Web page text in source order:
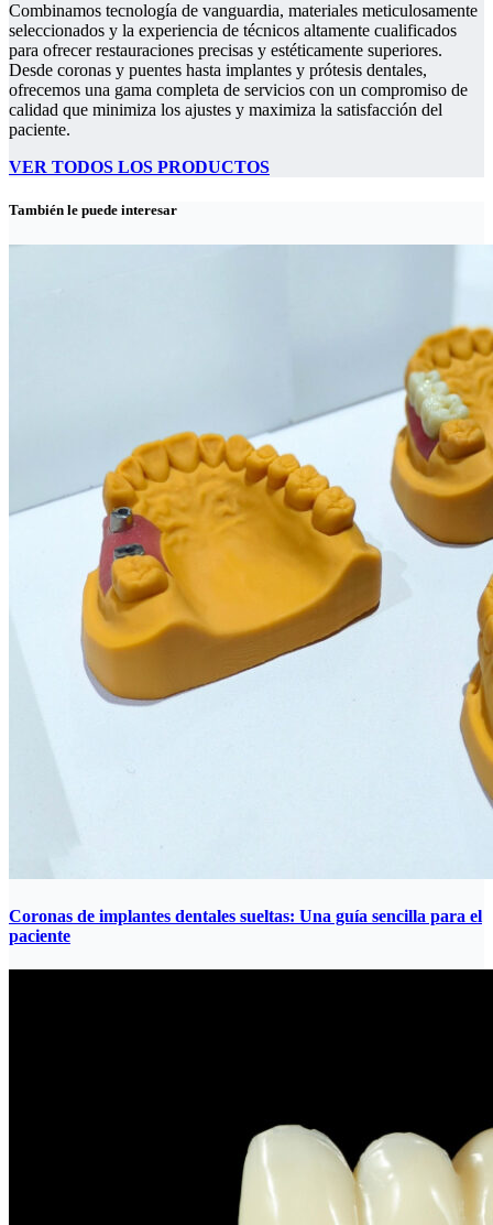
Combinamos tecnología de vanguardia, materiales meticulosamente
seleccionados y la experiencia de técnicos altamente cualificados
para ofrecer restauraciones precisas y estéticamente superiores.
Desde coronas y puentes hasta implantes y prótesis dentales,
ofrecemos una gama completa de servicios con un compromiso de
calidad que minimiza los ajustes y maximiza la satisfacción del
paciente.
VER TODOS LOS PRODUCTOS
También le puede interesar
Coronas de implantes dentales sueltas: Una guía sencilla para el
paciente